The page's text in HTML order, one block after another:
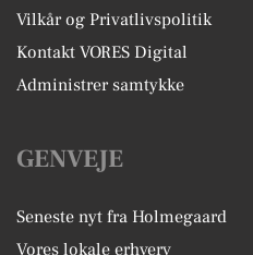
Vilkår og Privatlivspolitik
Kontakt VORES Digital
Administrer samtykke
GENVEJE
Seneste nyt fra Holmegaard
Vores lokale erhverv